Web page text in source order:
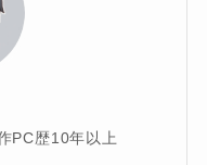
PC歴10年以上